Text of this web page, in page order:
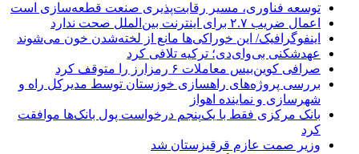
توسعه فناوری، مسیر رقابت‌پذیری صنعت قطعه‌سازی است
اعمال ضریب ۲.۷ برای اینترنت بین‌الملل صحت ندارد
اینفوگرافیک/ این خوراکی‌ها مانع از لخته‌شدن خون می‌شوند
عهدشکنی بی‌وای‌دی؛ ترکیه تلافی کرد
صرافی کوین‌بیس معاملات ۶ رمزارز را متوقف کرد
بررسی پروژه‌های راهسازی خوزستان توسط مدیرکل راه و
شهرسازی و نماینده اهواز
بانک مرکزی فقط با یک‌‎پنجم درخواست پول بانک‌ها موافقت
کرد
وزیر صمت عازم قرقیزستان شد